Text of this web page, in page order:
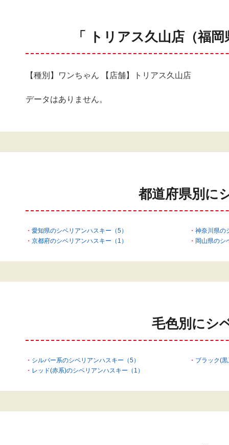
「 トリアス久山店（福
【種別】ワンちゃん 【店舗】トリアス久山店
データはありません。
都道府県別に
愛知県のシベリアンハスキー（5）
神奈川県の
京都府のシベリアンハスキー（1）
岡山県のシ
毛色別にシ
シルバー系のシベリアンハスキー（5）
ブラック(
レッド(赤系)のシベリアンハスキー（1）